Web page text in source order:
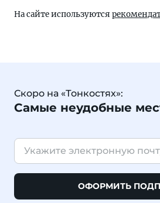
На сайте используются
Скоро на «Тонкостях»:
Самые неудобные
ОФОРМИТЬ